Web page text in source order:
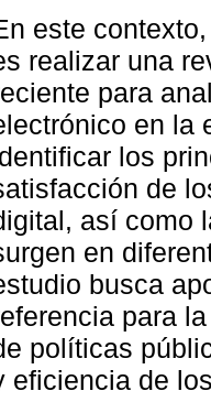
este
realizar una
para
en la
los
de
así como
en
busca
para
políticas
eficiencia de